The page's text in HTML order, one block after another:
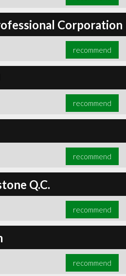
Corporation
recommend
recommend
recommend
Q.C.
recommend
recommend